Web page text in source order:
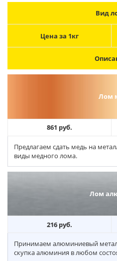
Вид
Цена за 1кг
Лом
861 руб.
Предлагаем сдать медь на
виды медного лома.
Лом
216 руб.
Принимаем алюминиевый
скупка алюминия в любом